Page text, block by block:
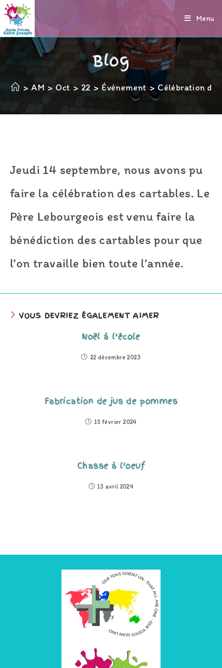
Menu
Blog
> AM > Oct > 22 > Événement > Célébration
Jeudi 14 septembre, nous avons pu
faire la célébration des cartables. Le
Père Lebourgeois est venu faire la
bénédiction des cartables pour que
l’on travaille bien toute l’année.
VOUS DEVRIEZ ÉGALEMENT AIMER
Noël à l’école
22 décembre 2023
Fabrication de jus de pommes
15 février 2024
Chasse à l’oeuf
13 avril 2024